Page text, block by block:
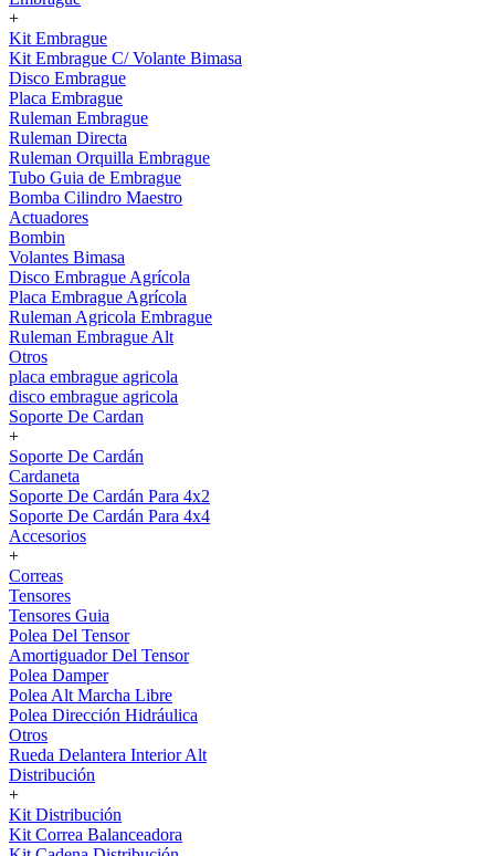
+
Kit Embrague
Kit Embrague C/ Volante Bimasa
Disco Embrague
Placa Embrague
Ruleman Embrague
Ruleman Directa
Ruleman Orquilla Embrague
Tubo Guia de Embrague
Bomba Cilindro Maestro
Actuadores
Bombin
Volantes Bimasa
Disco Embrague Agrícola
Placa Embrague Agrícola
Ruleman Agricola Embrague
Ruleman Embrague Alt
Otros
placa embrague agricola
disco embrague agricola
Soporte De Cardan
+
Soporte De Cardán
Cardaneta
Soporte De Cardán Para 4x2
Soporte De Cardán Para 4x4
Accesorios
+
Correas
Tensores
Tensores Guia
Polea Del Tensor
Amortiguador Del Tensor
Polea Damper
Polea Alt Marcha Libre
Polea Dirección Hidráulica
Otros
Rueda Delantera Interior Alt
Distribución
+
Kit Distribución
Kit Correa Balanceadora